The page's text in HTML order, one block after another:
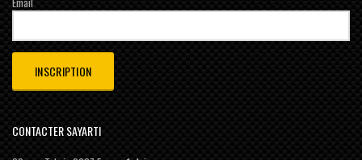
CONTACTER SAYARTI